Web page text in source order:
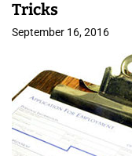
Tricks
September 16, 2016